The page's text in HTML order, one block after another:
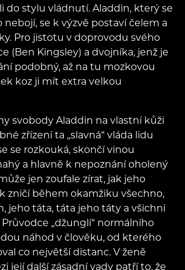
do stylu vládnutí. Aladdin, který se
nebojí, se k výzvě postaví čelem a
Pro jistotu v doprovodu svého
(Ben Kingsley) a dvojníka, jenž je
podobný, až na tu mozkovou
koz ji mít extra velkou
svobody Aladdin na vlastní kůži
zřízení ta „slavná“ vláda lidu
se rozkouká, skončí vinou
a hlavně k nepoznání oholený
jen zoufale zírat, jak jeho
zničí během okamžiku všechno,
jeho táta, táta jeho táty a všichni
„džunglí“ normálního
náhod v člověku, od kterého
co největší distanc. V ženě
její další zásadní vady patří to, že